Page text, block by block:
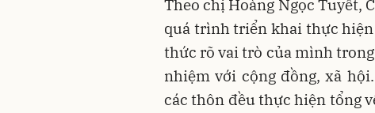
Theo chị Hoàng Ngọc Tuyết,
quá trình triển khai thực
thức rõ vai trò của mình
nhiệm với cộng đồng, xã
các thôn đều thực hiện tổng